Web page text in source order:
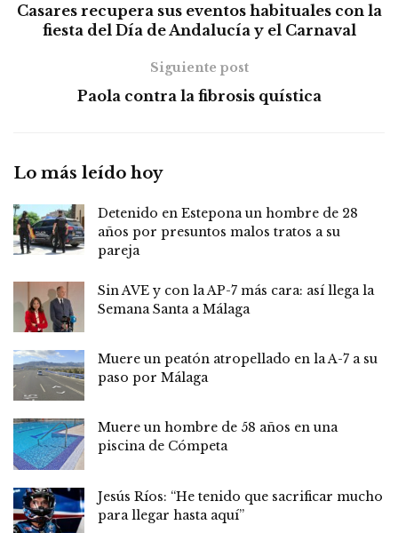
Casares recupera sus eventos habituales con la
fiesta del Día de Andalucía y el Carnaval
Siguiente post
Paola contra la fibrosis quística
Lo más leído hoy
Detenido en Estepona un hombre de 28
años por presuntos malos tratos a su
pareja
Sin AVE y con la AP-7 más cara: así llega la
Semana Santa a Málaga
Muere un peatón atropellado en la A-7 a su
paso por Málaga
Muere un hombre de 58 años en una
piscina de Cómpeta
Jesús Ríos: “He tenido que sacrificar mucho
para llegar hasta aquí”